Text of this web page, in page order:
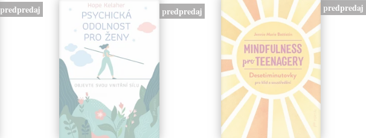
predpredaj predpredaj predpredaj